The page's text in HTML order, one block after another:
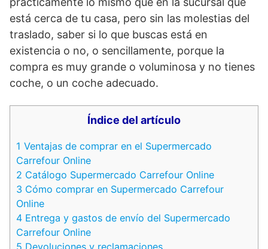
está cerca de tu casa, pero sin las molestias del
traslado, saber si lo que buscas está en
existencia o no, o sencillamente, porque la
compra es muy grande o voluminosa y no tienes
coche, o un coche adecuado.
Índice del artículo
1 Ventajas de comprar en el Supermercado
Carrefour Online
2 Catálogo Supermercado Carrefour Online
3 Cómo comprar en Supermercado Carrefour
Online
4 Entrega y gastos de envío del Supermercado
Carrefour Online
5 Devoluciones y reclamaciones